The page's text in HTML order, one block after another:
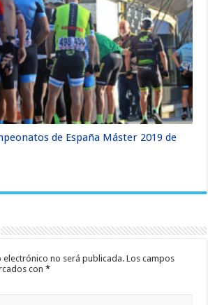
de España Máster 2019 de
electrónico no será publicada. Los campos
con*